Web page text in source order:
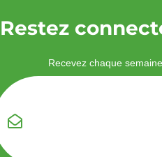
Restez
Recevez chaque